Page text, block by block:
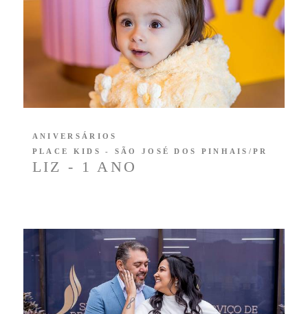
LIZ - 1 ANO
ANIVERSÁRIOS
PLACE KIDS - SÃO JOSÉ DOS PINHAIS/PR